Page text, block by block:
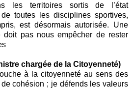
les territoires sortis de l’état
toutes les disciplines sportives,
est désormais autorisée. Une
doit pas nous empêcher de rester
chargée de la Citoyenneté)
à la citoyenneté au sens des
cohésion ; je défends les valeurs